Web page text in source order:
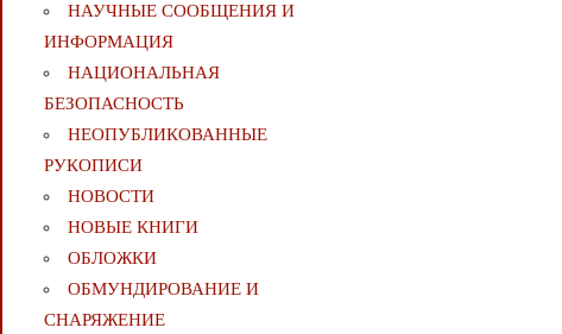
НАУЧНЫЕ СООБЩЕНИЯ И
ИНФОРМАЦИЯ
НАЦИОНАЛЬНАЯ
БЕЗОПАСНОСТЬ
НЕОПУБЛИКОВАННЫЕ
РУКОПИСИ
НОВОСТИ
НОВЫЕ КНИГИ
ОБЛОЖКИ
ОБМУНДИРОВАНИЕ И
СНАРЯЖЕНИЕ